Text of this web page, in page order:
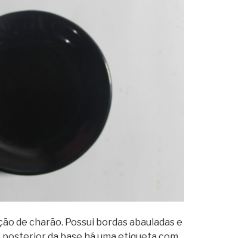
de charão. Possui bordas abauladas e